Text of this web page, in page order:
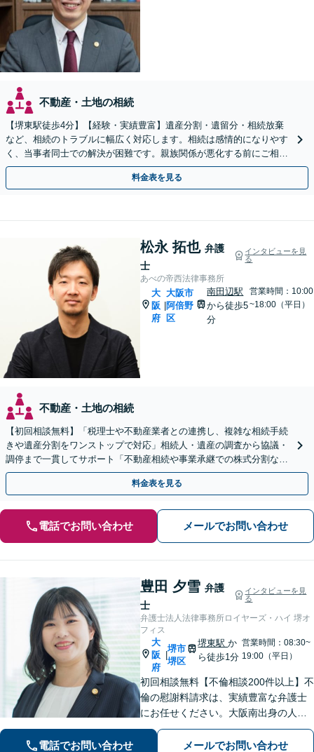
不動産・土地の相続
【堺東駅徒歩4分】【経験・実績豊富】遺産分割・遺留分・相続放棄
など、相続のトラブルに幅広く対応します。相続は感情的になりやす
く、当事者同士での解決が困難です。親族関係が悪化する前にご相談
ください。【夜間・休日対応可能】【完全個室完備】
料金表を見る
松永 拓也 弁護
士
インタビューを見
る
あべの帝西法律事務所
大
阪
府
大阪市
阿倍野
区
南田辺駅
から徒歩5
分
営業時間：10:00
~18:00（平日）
不動産・土地の相続
【初回相談無料】「税理士や不動産業者との連携し、複雑な相続手続
きや遺産分割をワンストップで対応」相続人・遺産の調査から協議・
調停まで一貫してサポート「不動産相続や事業承継での株式分割など
豊富な経験」【完全個室対応】【休日・夜間相談可】
料金表を見る
電話でお問い合わせ メールでお問い合わせ
豊田 夕雪 弁護
士
インタビューを見
る
弁護士法人法律事務所ロイヤーズ・ハイ 堺オ
フィス
大
阪
府
|
堺市
堺区
堺東駅か
ら徒歩1分
営業時間：08:30~
19:00（平日）
初回相談無料【不倫相談200件以上】不
倫の慰謝料請求は、実績豊富な弁護士
にお任せください。大阪南出身の人情
派弁護士が対応【交通事故も強い】交
通事故に遭われてお困りの方はお気軽
電話でお問い合わせ メールでお問い合わせ